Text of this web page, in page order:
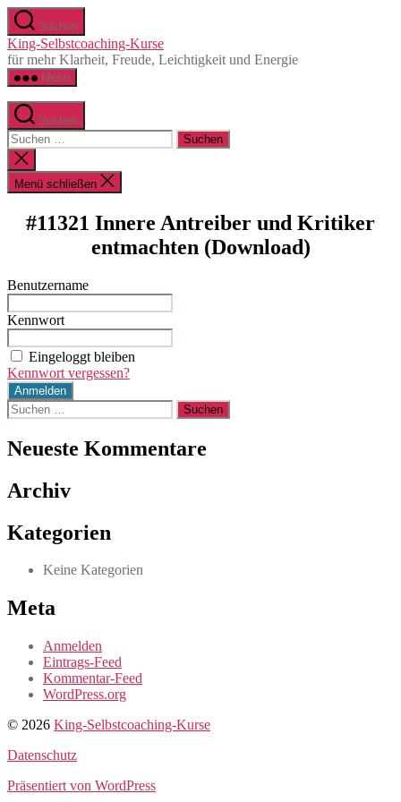
Zum
Inhalt
springen
Suchen
King-Selbstcoaching-Kurse
für mehr Klarheit, Freude, Leichtigkeit und Energie
Menü
Suchen
Suchen
nach:
Suche
schließen
Menü schließen
#11321 Innere Antreiber und Kritiker
entmachten (Download)
Benutzername
Kennwort
Eingeloggt bleiben
Kennwort vergessen?
Suchen
nach:
Neueste Kommentare
Archiv
Kategorien
Keine Kategorien
Meta
Anmelden
Eintrags-Feed
Kommentar-Feed
WordPress.org
© 2026 King-Selbstcoaching-Kurse
Datenschutz
Präsentiert von WordPress